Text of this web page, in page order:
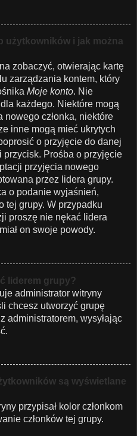
użytkowników i jak można
zobaczyć, otwierając kartę
zarządzania kontem, który
Moje konto. Nie
każdego. Niektóre mogą
członka, niektóre
inne mogą mieć ukrytych
o przyjęcie do danej
Prośba o przyjęcie
przyjęcia nowego
przez lidera grupy.
o podanie wyjaśnień,
tej grupy. W przypadku
proszę nie nękać lidera
on swoje powody.
liderem grupy?
administrator witryny
chcesz utworzyć grupę
administratorem, wysyłając
są wyświetlane
przypisał kolor członkom
członków tej grupy.